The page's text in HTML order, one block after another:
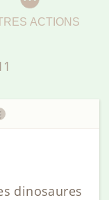
ACTIONS
dinosaures